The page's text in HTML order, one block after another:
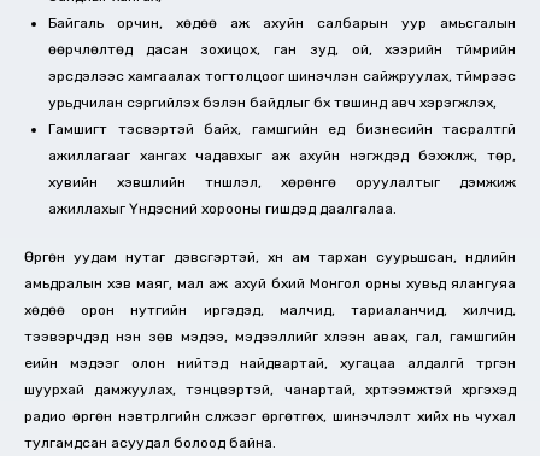
Байгаль орчин, хөдөө аж ахуйн салбарын уур амьсгалын
өөрчлөлтөд дасан зохицох, ган зуд, ой, хээрийн түймрийн
эрсдэлээс хамгаалах тогтолцоог шинэчлэн сайжруулах, түймрээс
урьдчилан сэргийлэх бэлэн байдлыг бүх түвшинд авч хэрэгжүүлэх,
Гамшигт тэсвэртэй байх, гамшгийн үед бизнесийн тасралтгүй
ажиллагааг хангах чадавхыг аж ахуйн нэгжүүдэд бэхжүүлж, төр,
хувийн хэвшлийн түншлэл, хөрөнгө оруулалтыг дэмжиж
ажиллахыг Үндэсний хорооны гишүүдэд даалгалаа.
Өргөн уудам нутаг дэвсгэртэй, хүн ам тархан суурьшсан, нүүдлийн
амьдралын хэв маяг, мал аж ахуй бүхий Монгол орны хувьд ялангуяа
хөдөө орон нутгийн иргэдэд, малчид, тариаланчид, хилчид,
тээвэрчдэд үнэн зөв мэдээ, мэдээллийг хүлээн авах, гал, гамшгийн
үеийн мэдээг олон нийтэд найдвартай, хугацаа алдалгүй түргэн
шуурхай дамжуулах, тэнцвэртэй, чанартай, хүртээмжтэй хүргэхэд
радио өргөн нэвтрүүлгийн сүлжээг өргөтгөх, шинэчлэлт хийх нь чухал
тулгамдсан асуудал болоод байна.